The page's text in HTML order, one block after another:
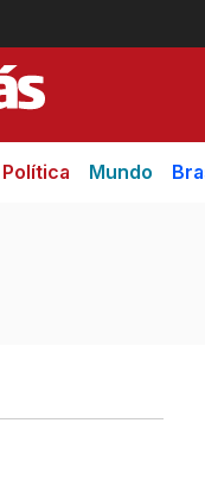
Política Mundo